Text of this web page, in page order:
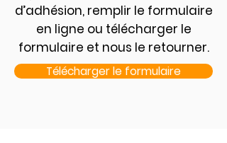
d’adhésion, remplir le formulaire
en ligne ou télécharger le
formulaire et nous le retourner.
Télécharger le formulaire